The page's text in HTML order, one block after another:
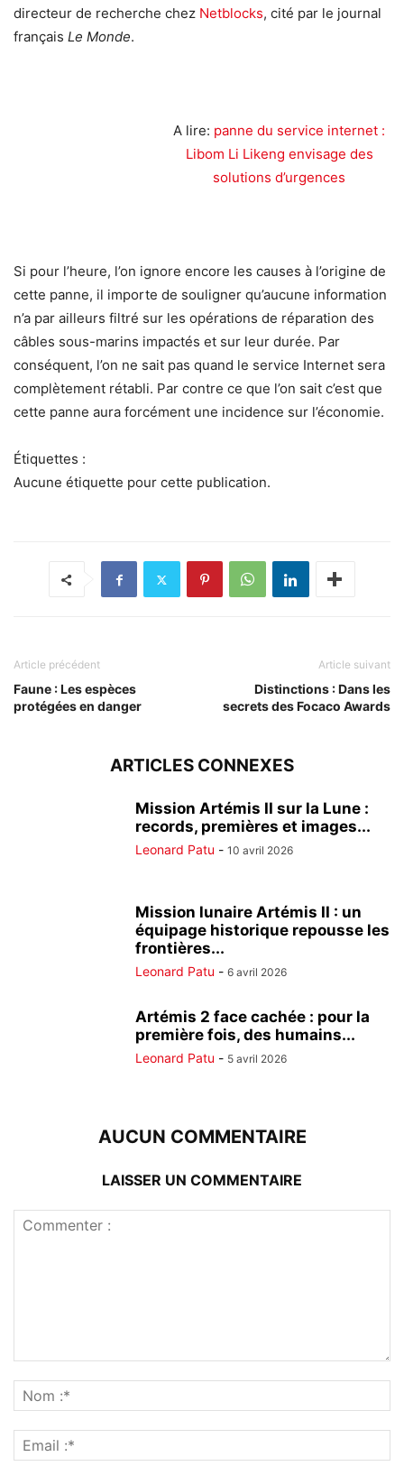
directeur de recherche chez Netblocks, cité par le journal
français Le Monde.
A lire: panne du service internet :
Libom Li Likeng envisage des
solutions d’urgences
Si pour l’heure, l’on ignore encore les causes à l’origine de
cette panne, il importe de souligner qu’aucune information
n’a par ailleurs filtré sur les opérations de réparation des
câbles sous-marins impactés et sur leur durée. Par
conséquent, l’on ne sait pas quand le service Internet sera
complètement rétabli. Par contre ce que l’on sait c’est que
cette panne aura forcément une incidence sur l’économie.
Étiquettes :
Aucune étiquette pour cette publication.
Article précédent
Faune : Les espèces
protégées en danger
Article suivant
Distinctions : Dans les
secrets des Focaco Awards
ARTICLES CONNEXES
Mission Artémis II sur la Lune :
records, premières et images...
Leonard Patu - 10 avril 2026
Mission lunaire Artémis II : un
équipage historique repousse les
frontières...
Leonard Patu - 6 avril 2026
Artémis 2 face cachée : pour la
première fois, des humains...
Leonard Patu - 5 avril 2026
AUCUN COMMENTAIRE
LAISSER UN COMMENTAIRE